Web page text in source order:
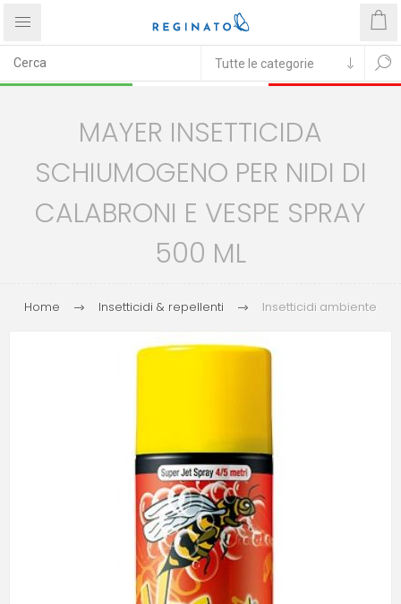
MAYER INSETTICIDA
SCHIUMOGENO PER NIDI DI
CALABRONI E VESPE SPRAY
500 ML
Home Insetticidi & repellenti Insetticidi ambiente